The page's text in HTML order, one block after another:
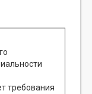
требования